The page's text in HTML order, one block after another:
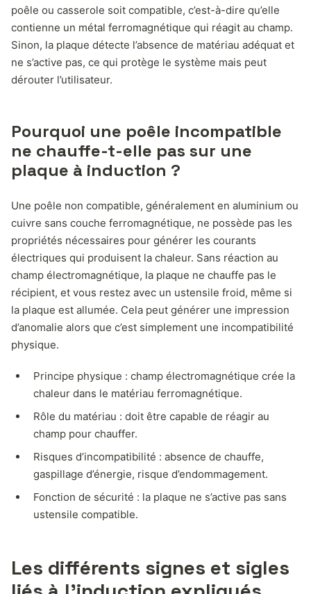
poêle ou casserole soit compatible, c’est-à-dire qu’elle
contienne un métal ferromagnétique qui réagit au champ.
Sinon, la plaque détecte l’absence de matériau adéquat et
ne s’active pas, ce qui protège le système mais peut
dérouter l’utilisateur.
Pourquoi une poêle incompatible
ne chauffe-t-elle pas sur une
plaque à induction ?
Une poêle non compatible, généralement en aluminium ou
cuivre sans couche ferromagnétique, ne possède pas les
propriétés nécessaires pour générer les courants
électriques qui produisent la chaleur. Sans réaction au
champ électromagnétique, la plaque ne chauffe pas le
récipient, et vous restez avec un ustensile froid, même si
la plaque est allumée. Cela peut générer une impression
d’anomalie alors que c’est simplement une incompatibilité
physique.
Principe physique : champ électromagnétique crée la
chaleur dans le matériau ferromagnétique.
Rôle du matériau : doit être capable de réagir au
champ pour chauffer.
Risques d’incompatibilité : absence de chauffe,
gaspillage d’énergie, risque d’endommagement.
Fonction de sécurité : la plaque ne s’active pas sans
ustensile compatible.
Les différents signes et sigles